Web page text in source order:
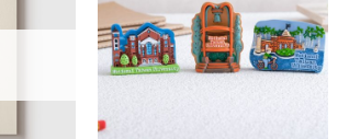
望輕
「願
望輕
單」